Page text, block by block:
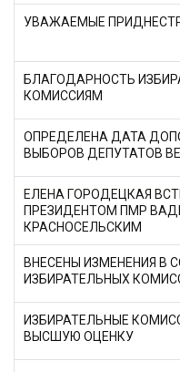
УВАЖАЕМЫЕ
БЛАГОДАРНОСТЬ
КОМИССИЯМ
ОПРЕДЕЛЕНА ДАТА
ВЫБОРОВ ДЕПУТАТОВ
ЕЛЕНА ГОРОДЕЦКАЯ
ПРЕЗИДЕНТОМ ПМР
КРАСНОСЕЛЬСКИМ
ВНЕСЕНЫ ИЗМЕНЕНИЯ В
ИЗБИРАТЕЛЬНЫХ
ИЗБИРАТЕЛЬНЫЕ
ВЫСШУЮ ОЦЕНКУ